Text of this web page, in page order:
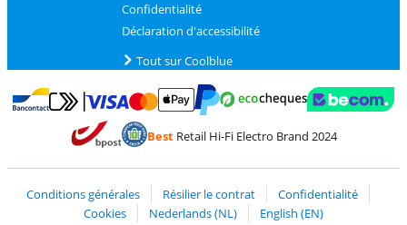
Confidentialité
Déclaration d'accessibilité
Tout sur Coolblue
Payer avec Bancontact
Payer avec MasterCard et Visa via ClickToPay
Payer avec PayPal
BestRetail Hi-Fi Electro Brand 2024
Conditions générales Résilier le contrat
Confidentialité
Cookies
Nederlands (NL)
English (EN)